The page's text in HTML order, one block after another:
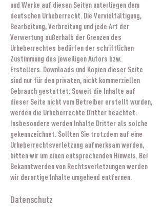
und Werke auf diesen Seiten unterliegen dem
deutschen Urheberrecht. Die Vervielfältigung,
Bearbeitung, Verbreitung und jede Art der
Verwertung außerhalb der Grenzen des
Urheberrechtes bedürfen der schriftlichen
Zustimmung des jeweiligen Autors bzw.
Erstellers. Downloads und Kopien dieser Seite
sind nur für den privaten, nicht kommerziellen
Gebrauch gestattet. Soweit die Inhalte auf
dieser Seite nicht vom Betreiber erstellt wurden,
werden die Urheberrechte Dritter beachtet.
Insbesondere werden Inhalte Dritter als solche
gekennzeichnet. Sollten Sie trotzdem auf eine
Urheberrechtsverletzung aufmerksam werden,
bitten wir um einen entsprechenden Hinweis. Bei
Bekanntwerden von Rechtsverletzungen werden
wir derartige Inhalte umgehend entfernen.
Datenschutz